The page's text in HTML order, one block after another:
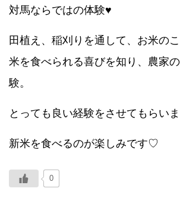
対馬ならではの体験♥
田植え、稲刈りを通して、お米の
米を食べられる喜びを知り、農家
験。
とっても良い経験をさせてもらい
新米を食べるのが楽しみです♡
0